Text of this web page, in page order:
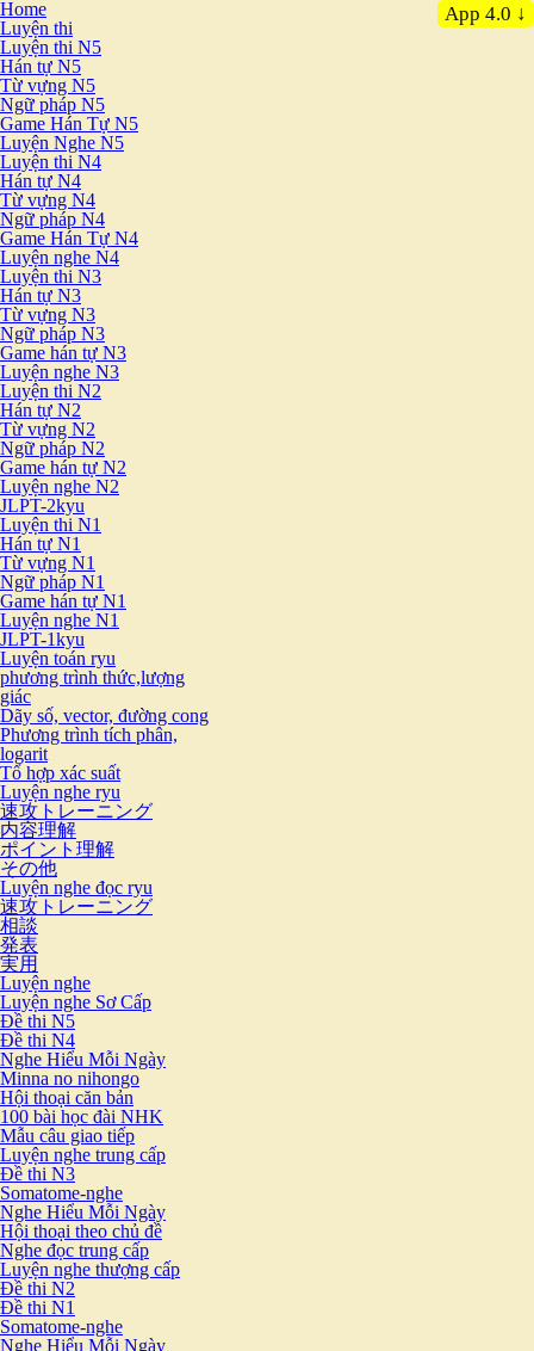
Home
Luyện thi
Luyện thi N5
Hán tự N5
Từ vựng N5
Ngữ pháp N5
Game Hán Tự N5
Luyện Nghe N5
Luyện thi N4
Hán tự N4
Từ vựng N4
Ngữ pháp N4
Game Hán Tự N4
Luyện nghe N4
Luyện thi N3
Hán tự N3
Từ vựng N3
Ngữ pháp N3
Game hán tự N3
Luyện nghe N3
Luyện thi N2
Hán tự N2
Từ vựng N2
Ngữ pháp N2
Game hán tự N2
Luyện nghe N2
JLPT-2kyu
Luyện thi N1
Hán tự N1
Từ vựng N1
Ngữ pháp N1
Game hán tự N1
Luyện nghe N1
JLPT-1kyu
Luyện toán ryu
phương trình thức,lượng
giác
Dãy số, vector, đường cong
Phương trình tích phân,
logarit
Tổ hợp xác suất
Luyện nghe ryu
速攻トレーニング
内容理解
ポイント理解
その他
Luyện nghe đọc ryu
速攻トレーニング
相談
発表
実用
Luyện nghe
Luyện nghe Sơ Cấp
Đề thi N5
Đề thi N4
Nghe Hiểu Mỗi Ngày
Minna no nihongo
Hội thoại căn bản
100 bài học đài NHK
Mẫu câu giao tiếp
Luyện nghe trung cấp
Đề thi N3
Somatome-nghe
Nghe Hiểu Mỗi Ngày
Hội thoại theo chủ đề
Nghe đọc trung cấp
Luyện nghe thượng cấp
Đề thi N2
Đề thi N1
Somatome-nghe
Nghe Hiểu Mỗi Ngày
App 4.0 ↓